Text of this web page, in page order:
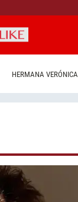
HERMANA VERÓNICA